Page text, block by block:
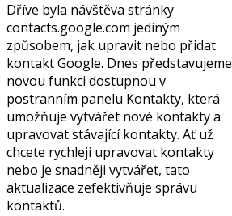
Dříve byla návštěva stránky
contacts.google.com jediným
způsobem, jak upravit nebo přidat
kontakt Google. Dnes představujeme
novou funkci dostupnou v
postranním panelu Kontakty, která
umožňuje vytvářet nové kontakty a
upravovat stávající kontakty. Ať už
chcete rychleji upravovat kontakty
nebo je snadněji vytvářet, tato
aktualizace zefektivňuje správu
kontaktů.